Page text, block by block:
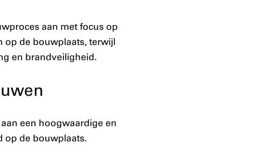
aan met focus op
op de bouwplaats, terwijl
en brandveiligheid.
een hoogwaardige en
op de bouwplaats.